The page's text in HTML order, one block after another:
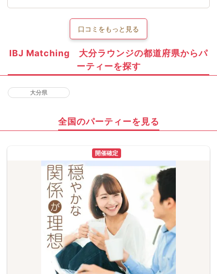
口コミをもっと見る
IBJ Matching 大分ラウンジの都道府県からパ
ーティーを探す
大分県
全国のパーティーを見る
開催確定